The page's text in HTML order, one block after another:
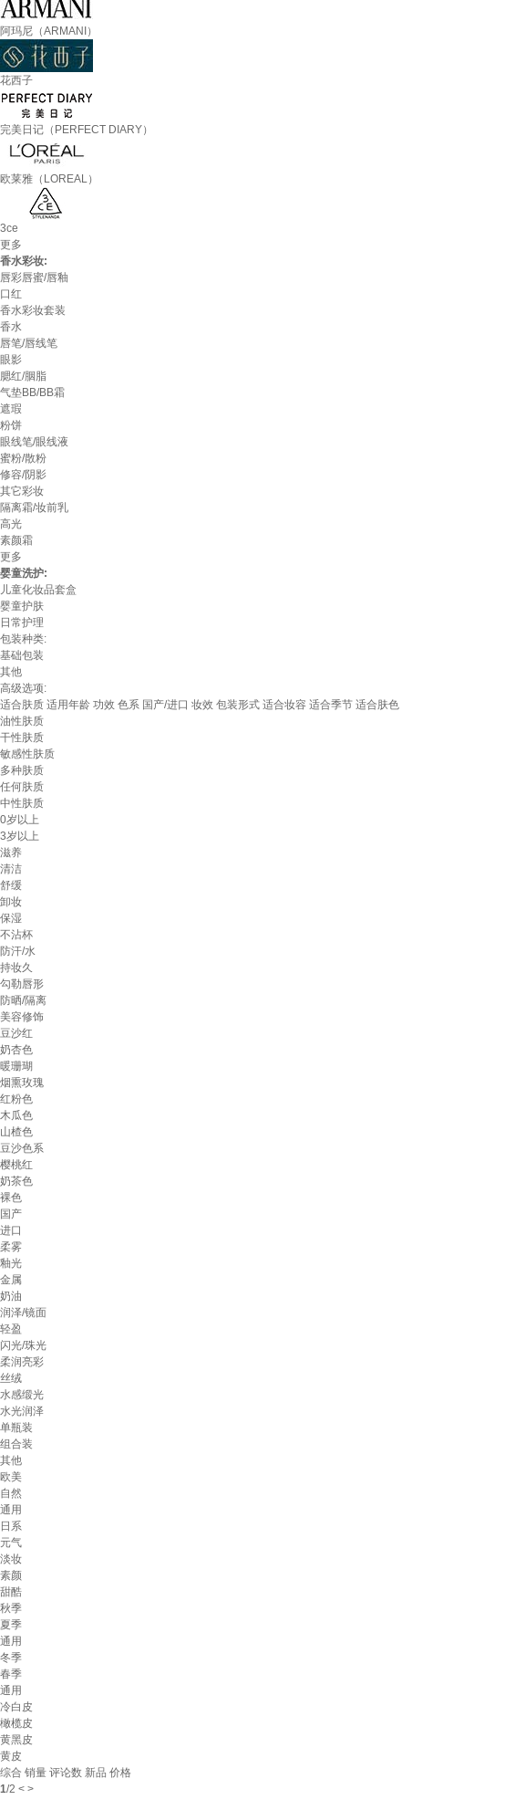
阿玛尼（ARMANI）
花西子
完美日记（PERFECT DIARY）
欧莱雅（LOREAL）
3ce
更多
香水彩妆:
唇彩唇蜜/唇釉
口红
香水彩妆套装
香水
唇笔/唇线笔
眼影
腮红/胭脂
气垫BB/BB霜
遮瑕
粉饼
眼线笔/眼线液
蜜粉/散粉
修容/阴影
其它彩妆
隔离霜/妆前乳
高光
素颜霜
更多
婴童洗护:
儿童化妆品套盒
婴童护肤
日常护理
包装种类:
基础包装
其他
高级选项:
适合肤质 适用年龄 功效 色系 国产/进口 妆效 包装形式 适合妆容 适合季节 适合肤色
油性肤质
干性肤质
敏感性肤质
多种肤质
任何肤质
中性肤质
0岁以上
3岁以上
滋养
清洁
舒缓
卸妆
保湿
不沾杯
防汗/水
持妆久
勾勒唇形
防晒/隔离
美容修饰
豆沙红
奶杏色
暖珊瑚
烟熏玫瑰
红粉色
木瓜色
山楂色
豆沙色系
樱桃红
奶茶色
裸色
国产
进口
柔雾
釉光
金属
奶油
润泽/镜面
轻盈
闪光/珠光
柔润亮彩
丝绒
水感缎光
水光润泽
单瓶装
组合装
其他
欧美
自然
通用
日系
元气
淡妆
素颜
甜酷
秋季
夏季
通用
冬季
春季
通用
冷白皮
橄榄皮
黄黑皮
黄皮
综合 销量 评论数 新品 价格
1/2 < >